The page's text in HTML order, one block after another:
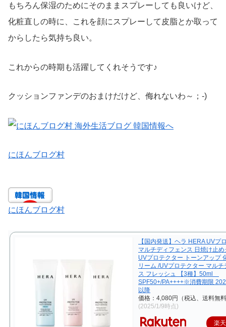
もちろん保湿のためにそのままスプレーしても良いけど、
化粧直しの時に、これを顔にスプレーして皮脂とか取って
からしたら気持ち良い。
これからの時期も活躍してくれそうです♪
クッションファンデのおまけだけど、侮れないわ～；-)
にほんブログ村
にほんブログ村
【国内発送】ヘラ HERA UVプ
マルチディフェンス 日焼け止め
UVプロテクター トーンアップ
リーム /UVプロテクター マルチ
ス フレッシュ 【3種】50ml
SPF50+/PA++++※消費期限
以降
価格：4,080円（税込、送料無
(2025/1/9時点)
楽